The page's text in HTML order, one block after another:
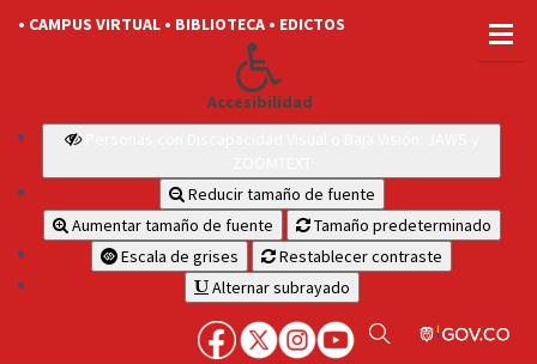
• CAMPUS VIRTUAL • BIBLIOTECA • EDICTOS
Accesibilidad
Reducir tamaño de fuente
Aumentar tamaño de fuente
Tamaño predeterminado
Escala de grises
Restablecer contraste
Alternar subrayado